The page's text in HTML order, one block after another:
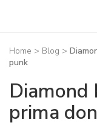
Home > Blog >
punk
Diamond
prima